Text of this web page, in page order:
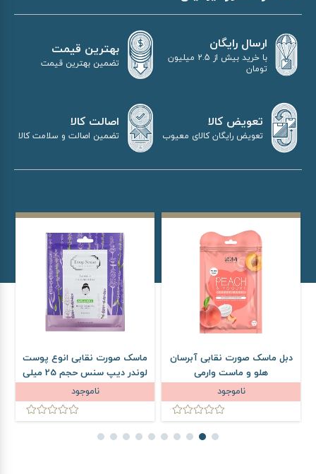
ارسال رایگان
با خرید بیش از 2.5 میلیون
تومان
بهترین قیمت
تضمین بهترین قیمت
تعویض کالا
تعویض رایگان کالای معیوب
اصالت کالا
تضمین اصالت و سلامت کالا
دبل ماسک صورت نقابی آبرسان
هلو و ماست وارمی
ناموجود
ماسک صورت نقابی انوع پوست
لوندر دیپ سنس حجم 25 میلی
لیتر
ناموجود